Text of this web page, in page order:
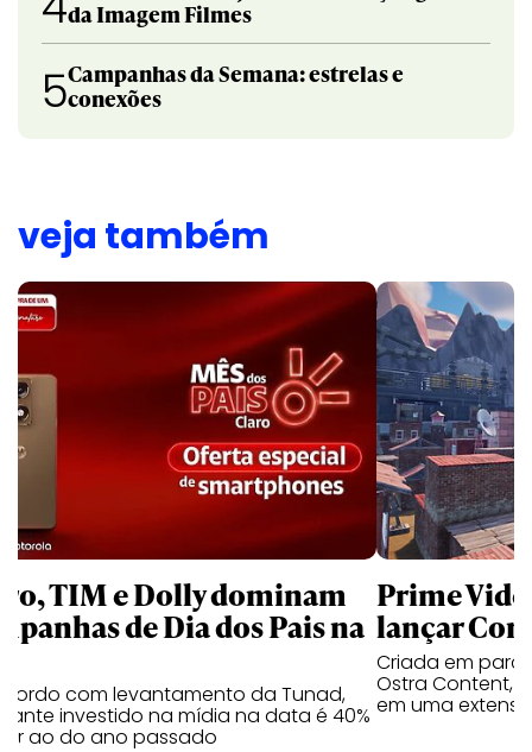
da Imagem Filmes
5Campanhas da Semana: estrelas e
conexões
veja também
TIM e Dolly dominam
de Dia dos Pais na
com levantamento da Tunad,
investido na mídia na data é 40%
ao do ano passado
Prime
lançar
Criada em
Ostra Content,
em uma